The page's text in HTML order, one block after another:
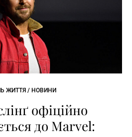
ЖИТТЯ / НОВИНИ
офіційно
до Marvel: